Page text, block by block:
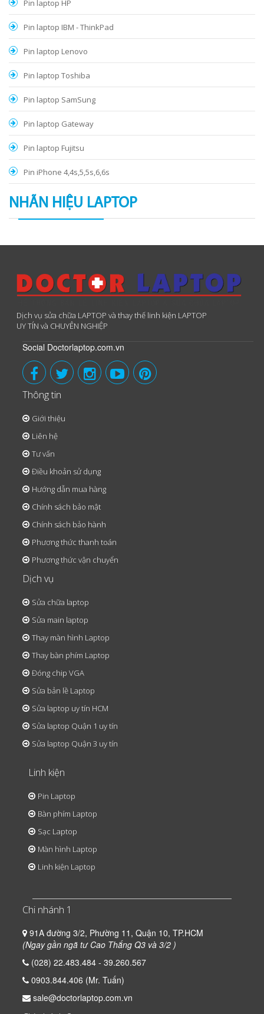
Pin laptop HP
Pin laptop IBM - ThinkPad
Pin laptop Lenovo
Pin laptop Toshiba
Pin laptop SamSung
Pin laptop Gateway
Pin laptop Fujitsu
Pin iPhone 4,4s,5,5s,6,6s
NHÃN HIỆU LAPTOP
Dịch vụ sửa chữa LAPTOP và thay thế linh kiện LAPTOP
UY TÍN và CHUYÊN NGHIỆP
Social Doctorlaptop.com.vn
Thông tin
Giới thiệu
Liên hệ
Tư vấn
Điều khoản sử dụng
Hướng dẫn mua hàng
Chính sách bảo mật
Chính sách bảo hành
Phương thức thanh toán
Phương thức vận chuyển
Dịch vụ
Sửa chữa laptop
Sửa main laptop
Thay màn hình Laptop
Thay bàn phím Laptop
Đóng chip VGA
Sửa bản lề Laptop
Sửa laptop uy tín HCM
Sửa laptop Quận 1 uy tín
Sửa laptop Quận 3 uy tín
Linh kiện
Pin Laptop
Bàn phím Laptop
Sạc Laptop
Màn hình Laptop
Linh kiện Laptop
Chi nhánh 1
91A đường 3/2, Phường 11, Quận 10, TP.HCM
(Ngay gần ngã tư Cao Thắng Q3 và 3/2 )
(028) 22.483.484 - 39.260.567
0903.844.406 (Mr. Tuấn)
sale@doctorlaptop.com.vn